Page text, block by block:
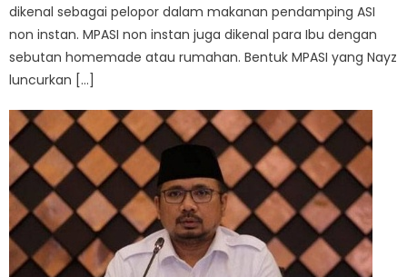
dikenal sebagai pelopor dalam makanan pendamping ASI
non instan. MPASI non instan juga dikenal para Ibu dengan
sebutan homemade atau rumahan. Bentuk MPASI yang Nayz
luncurkan […]